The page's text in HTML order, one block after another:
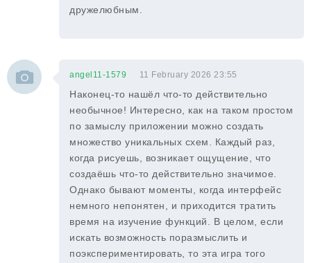
дружелюбным.
angel11-1579 11 February 2026 23:55
Наконец-то нашёл что-то действительно
необычное! Интересно, как на таком простом
по замыслу приложении можно создать
множество уникальных схем. Каждый раз,
когда рисуешь, возникает ощущение, что
создаёшь что-то действительно значимое.
Однако бывают моменты, когда интерфейс
немного непонятен, и приходится тратить
время на изучение функций. В целом, если
искать возможность поразмыслить и
поэкспериментировать, то эта игра того